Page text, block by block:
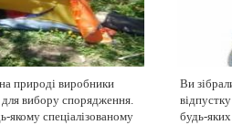
природі виробники
вибору спорядження.
якому спеціалізованому
Ви
будь-